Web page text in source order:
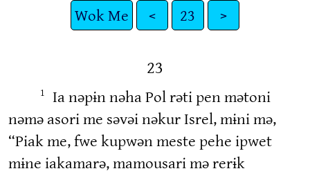
Wok Me < 23 >
23
1
Ia nəpɨn nəha Pol rəti pen mətoni
nəmə asori me səvəi nəkur Isrel, mɨni mə,
“Piak me, fwe kupwən meste pehe ipwet
mɨne iakamarə, mamousari mə rerɨk